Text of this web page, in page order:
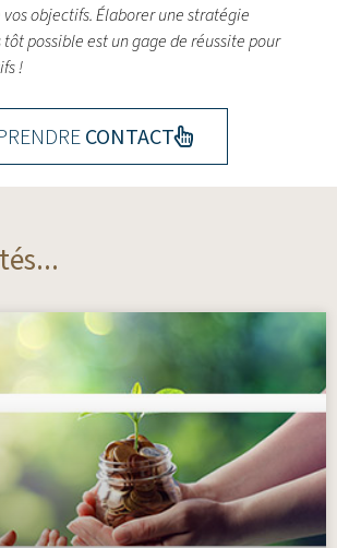
objectifs.Élaborer une stratégie
possible est un gage de réussite pour
!
CONTACT